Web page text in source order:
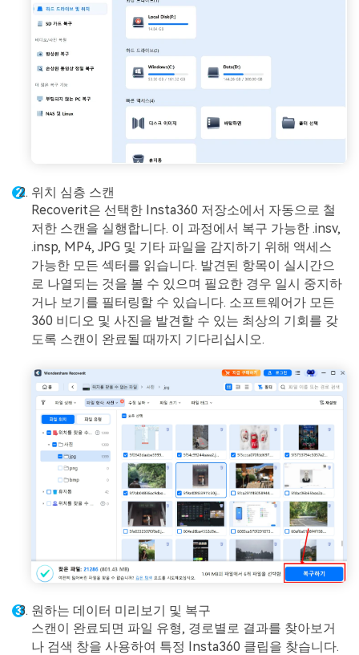
위치 심층 스캔
Recoverit은 선택한 Insta360 저장소에서 자동으로 철
저한 스캔을 실행합니다. 이 과정에서 복구 가능한 .insv,
.insp, MP4, JPG 및 기타 파일을 감지하기 위해 액세스
가능한 모든 섹터를 읽습니다. 발견된 항목이 실시간으
로 나열되는 것을 볼 수 있으며 필요한 경우 일시 중지하
거나 보기를 필터링할 수 있습니다. 소프트웨어가 모든
360 비디오 및 사진을 발견할 수 있는 최상의 기회를 갖
도록 스캔이 완료될 때까지 기다리십시오.
원하는 데이터 미리보기 및 복구
스캔이 완료되면 파일 유형, 경로별로 결과를 찾아보거
나 검색 창을 사용하여 특정 Insta360 클립을 찾습니다.